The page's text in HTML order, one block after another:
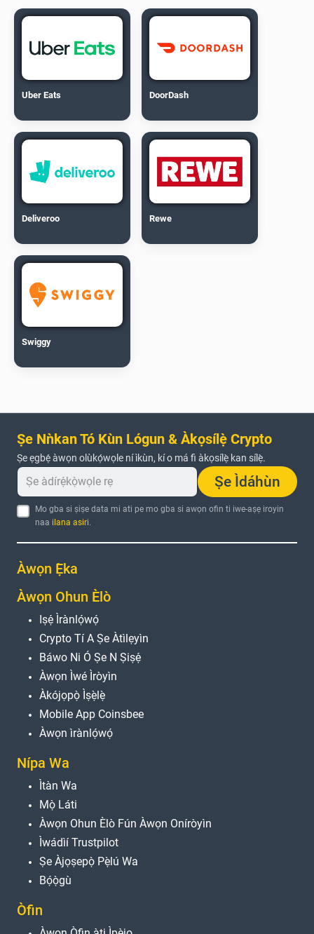
Uber Eats DoorDash
Deliveroo Rewe
Swiggy
Ṣe Nǹkan Tó Kùn Lógun & Àkọsílẹ̀ Crypto
Ṣe ẹgbẹ́ àwọn olùkọ́wọle ní ìkùn, kí o má fi àkọsílẹ̀ kan sílẹ̀.
Ṣe Ìdáhùn
Mo gba si ṣiṣe data mi ati pe mo gba si awọn ofin ti iwe-aṣẹ iroyin
naa ilana asiri.
Àwọn Ẹ̀ka
Àwọn Ohun Èlò
Iṣẹ́ Ìrànlọ́wọ́
Crypto Tí A Ṣe Àtìlẹyìn
Báwo Ni Ó Ṣe N Ṣiṣẹ́
Àwọn Ìwé Ìròyìn
Àkójọpọ̀ Ìṣẹ̀lẹ̀
Mobile App Coinsbee
Àwọn ìrànlọ́wọ́
Nípa Wa
Ìtàn Wa
Mọ̀ Láti
Àwọn Ohun Èlò Fún Àwọn Oníròyìn
Ìwádìí Trustpilot
Ṣe Àjọṣepọ̀ Pẹ̀lú Wa
Bọ́ọ̀gù
Òfin